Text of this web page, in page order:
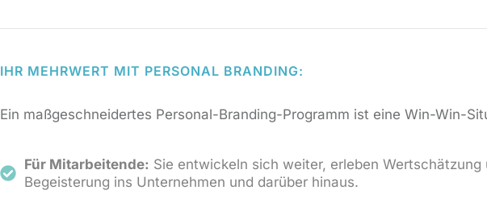
IHR MEHRWERT MIT PERSONAL BRANDING:
Ein maßgeschneidertes Personal-Branding-Programm ist eine Win-Win-
Für Mitarbeitende: Sie entwickeln sich weiter, erleben Wertschätzung
Begeisterung ins Unternehmen und darüber hinaus.